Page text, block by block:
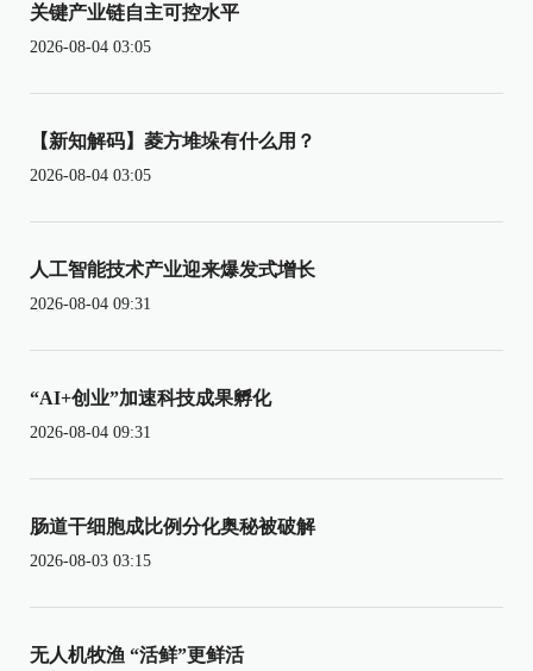
关键产业链自主可控水平
2026-08-04 03:05
【新知解码】菱方堆垛有什么用？
2026-08-04 03:05
人工智能技术产业迎来爆发式增长
2026-08-04 09:31
“AI+创业”加速科技成果孵化
2026-08-04 09:31
肠道干细胞成比例分化奥秘被破解
2026-08-03 03:15
无人机牧渔 “活鲜”更鲜活